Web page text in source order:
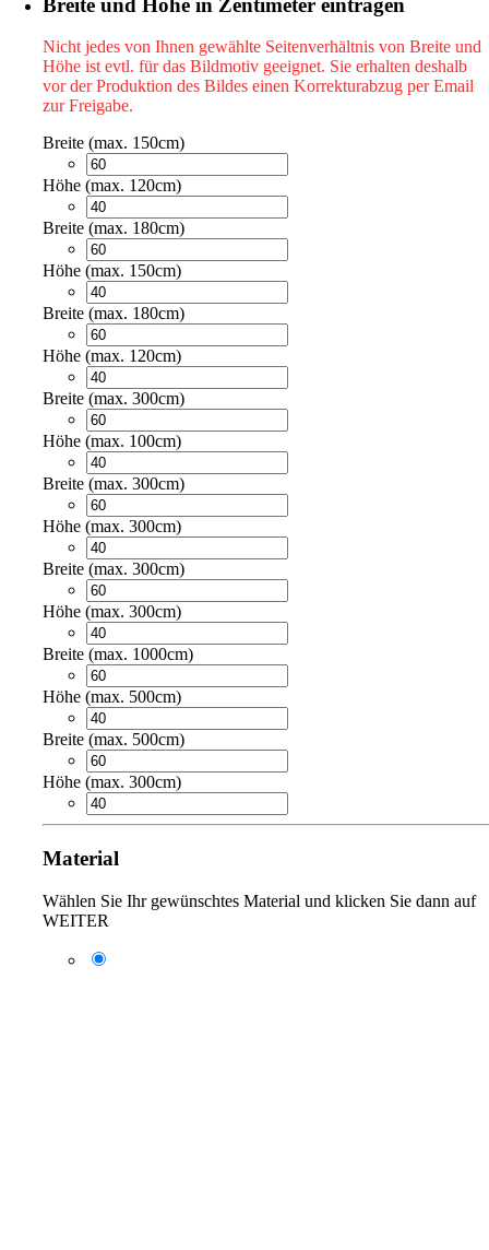
Breite und Höhe in Zentimeter eintragen
Nicht jedes von Ihnen gewählte Seitenverhältnis von Breite und
Höhe ist evtl. für das Bildmotiv geeignet. Sie erhalten deshalb
vor der Produktion des Bildes einen Korrekturabzug per Email
zur Freigabe.
Breite (max. 150cm)
Höhe (max. 120cm)
Breite (max. 180cm)
Höhe (max. 150cm)
Breite (max. 180cm)
Höhe (max. 120cm)
Breite (max. 300cm)
Höhe (max. 100cm)
Breite (max. 300cm)
Höhe (max. 300cm)
Breite (max. 300cm)
Höhe (max. 300cm)
Breite (max. 1000cm)
Höhe (max. 500cm)
Breite (max. 500cm)
Höhe (max. 300cm)
Material
Wählen Sie Ihr gewünschtes Material und klicken Sie dann auf
WEITER